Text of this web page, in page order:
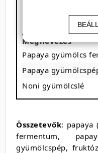
1 adag: 30 ml
16 adagot tartalmaz
Megnevezés
Papaya gyümölcs
Papaya
Noni gyümölcslé
Összetevők: papaya
fermentum,
gyümölcspép,